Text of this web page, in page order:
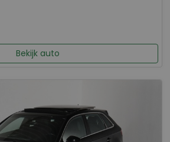
Bekijk auto